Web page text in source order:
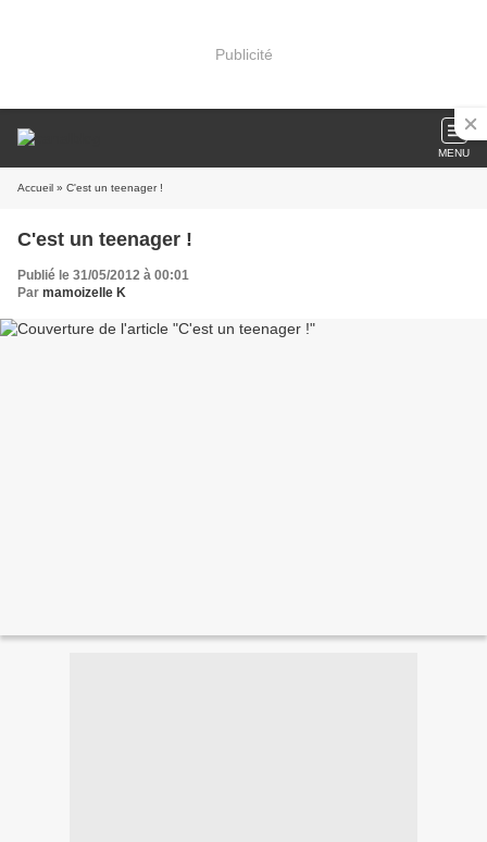
Publicité
MENU
Accueil » C'est un teenager !
C'est un teenager !
Publié le 31/05/2012 à 00:01
Par mamoizelle K